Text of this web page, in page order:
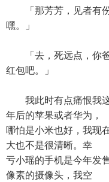
「那芳芳，见者有份
嘿。」
「去，死远点，你爸
红包吧。」
我此时有点痛恨我这
年后的苹果或者华为，
哪怕是小米也好，我现
大也不是很清晰。幸
亏小瑶的手机是今年发
像素的摄像头，我空